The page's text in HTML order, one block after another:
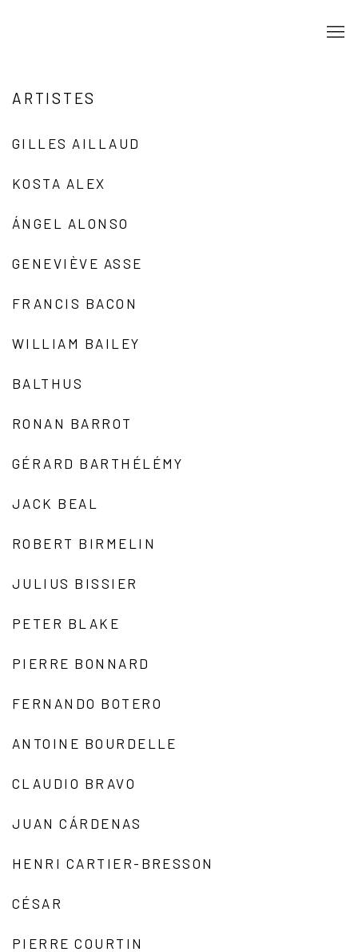
ARTISTES
GILLES AILLAUD
KOSTA ALEX
ÁNGEL ALONSO
GENEVIÈVE ASSE
FRANCIS BACON
WILLIAM BAILEY
BALTHUS
RONAN BARROT
GÉRARD BARTHÉLÉMY
JACK BEAL
ROBERT BIRMELIN
JULIUS BISSIER
PETER BLAKE
PIERRE BONNARD
FERNANDO BOTERO
ANTOINE BOURDELLE
CLAUDIO BRAVO
JUAN CÁRDENAS
HENRI CARTIER-BRESSON
CÉSAR
PIERRE COURTIN